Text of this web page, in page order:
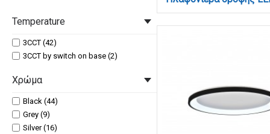
43x10cm (1)
48x9cm (3)
50X2,5cm (3)
50cm (1)
50x12cm (1)
50x50cm (8)
50x9,5cm (1)
52x9cm (3)
Temperature
3CCT (42)
3CCT by switch on base (2)
Χρώμα
Black (44)
Grey (9)
Silver (16)